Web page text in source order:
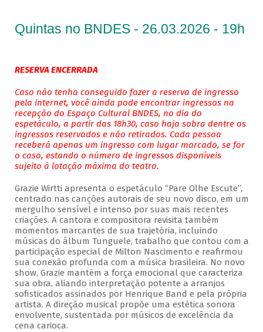
Quintas no BNDES - 26.03.2026 - 19h
RESERVA ENCERRADA
Caso não tenha conseguido fazer a reserva de ingresso
pela internet, você ainda pode encontrar ingressos na
recepção do Espaço Cultural BNDES, no dia do
espetáculo, a partir das 18h30, caso haja sobra dentre os
ingressos reservados e não retirados. Cada pessoa
receberá apenas um ingresso com lugar marcado, se for
o caso, estando o número de ingressos disponíveis
sujeito à lotação máxima do teatro.
Grazie Wirtti apresenta o espetáculo “Pare Olhe Escute”,
centrado nas canções autorais de seu novo disco, em um
mergulho sensível e intenso por suas mais recentes
criações. A cantora e compositora revisita também
momentos marcantes de sua trajetória, incluindo
músicas do álbum Tunguele, trabalho que contou com a
participação especial de Milton Nascimento e reafirmou
sua conexão profunda com a música brasileira. No novo
show, Grazie mantém a força emocional que caracteriza
sua obra, aliando interpretação potente a arranjos
sofisticados assinados por Henrique Band e pela própria
artista. A direção musical propõe uma estética sonora
envolvente, sustentada por músicos de excelência da
cena carioca.